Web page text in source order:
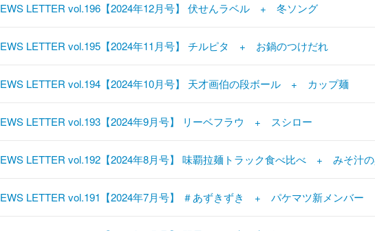
LETTER vol.196【2024年12月号】 伏せんラベル + 冬ソング
LETTER vol.195【2024年11月号】 チルピタ + お鍋のつけだれ
LETTER vol.194【2024年10月号】 天才画伯の段ボール + カップ麺
LETTER vol.193【2024年9月号】 リーベフラウ + スシロー
LETTER vol.192【2024年8月号】 味覇拉麺トラック食べ比べ + みそ汁
LETTER vol.191【2024年7月号】 ＃あずきずき + パケマツ新メンバー